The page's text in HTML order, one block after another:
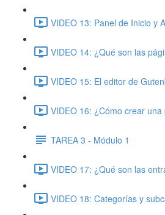
VIDEO 13: Panel de Inicio y
VIDEO 14: ¿Qué son las
VIDEO 15: El editor de
VIDEO 16: ¿Cómo crear
TAREA 3 - Módulo 1
VIDEO 17: ¿Qué son las
VIDEO 18: Categorías y